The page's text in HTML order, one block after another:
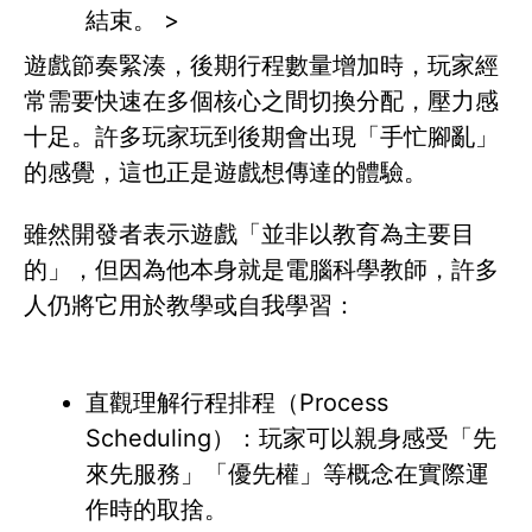
結束。 >
遊戲節奏緊湊，後期行程數量增加時，玩家經
常需要快速在多個核心之間切換分配，壓力感
十足。許多玩家玩到後期會出現「手忙腳亂」
的感覺，這也正是遊戲想傳達的體驗。
雖然開發者表示遊戲「並非以教育為主要目
的」，但因為他本身就是電腦科學教師，許多
人仍將它用於教學或自我學習：
直觀理解行程排程（Process
Scheduling）：玩家可以親身感受「先
來先服務」「優先權」等概念在實際運
作時的取捨。